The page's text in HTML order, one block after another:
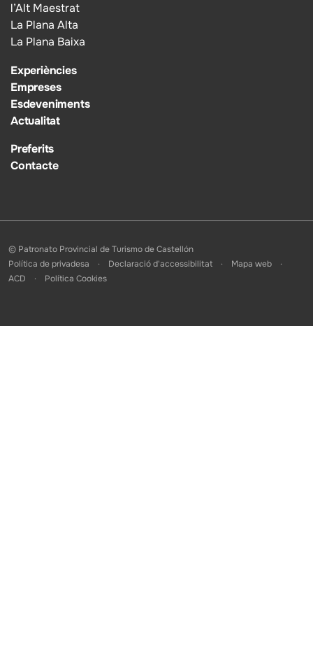
l’Alt Maestrat
La Plana Alta
La Plana Baixa
Experiències
Empreses
Esdeveniments
Actualitat
Preferits
Contacte
© Patronato Provincial de Turismo de Castellón
Política de privadesa
Declaració d'accessibilitat
Mapa web
ACD
Política Cookies